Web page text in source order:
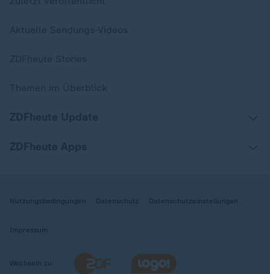
Nutzungsbedingungen Datenschutz Datenschutzeinstellungen
Impressum
Wechseln zu: